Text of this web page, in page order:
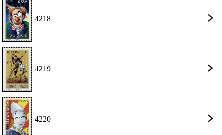
4218
4219
4220